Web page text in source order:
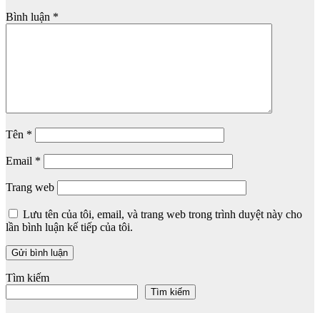
Bình luận *
Tên *
Email *
Trang web
Lưu tên của tôi, email, và trang web trong trình duyệt này cho
lần bình luận kế tiếp của tôi.
Tìm kiếm
Tìm kiếm